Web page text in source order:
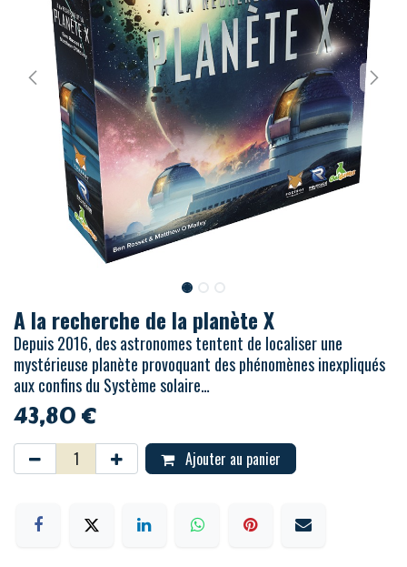
A la recherche de la planète X
Depuis 2016, des astronomes tentent de localiser une
mystérieuse planète provoquant des phénomènes inexpliqués
aux confins du Système solaire…
43,80€
Ajouter au panier